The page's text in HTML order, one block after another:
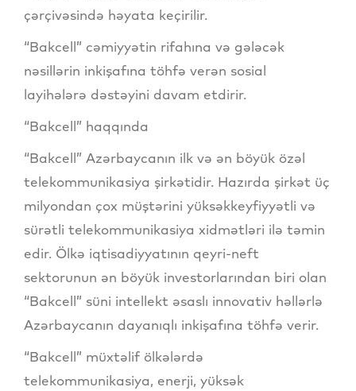
çərçivəsində həyata keçirilir.
“Bakcell” cəmiyyətin rifahına və gələcək
nəsillərin inkişafına töhfə verən sosial
layihələrə dəstəyini davam etdirir.
“Bakcell” haqqında
“Bakcell” Azərbaycanın ilk və ən böyük özəl
telekommunikasiya şirkətidir. Hazırda şirkət üç
milyondan çox müştərini yüksəkkeyfiyyətli və
sürətli telekommunikasiya xidmətləri ilə təmin
edir. Ölkə iqtisadiyyatının qeyri-neft
sektorunun ən böyük investorlarından biri olan
“Bakcell” süni intellekt əsaslı innovativ həllərlə
Azərbaycanın dayanıqlı inkişafına töhfə verir.
“Bakcell” müxtəlif ölkələrdə
telekommunikasiya, enerji, yüksək